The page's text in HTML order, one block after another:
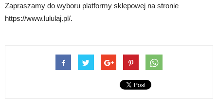
Zapraszamy do wyboru platformy sklepowej na stronie
https://www.lululaj.pl/.